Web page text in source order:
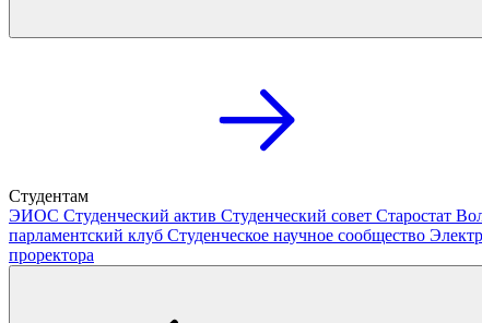
Студентам
ЭИОС Студенческий актив Студенческий совет Старостат
парламентский клуб Студенческое научное сообщество
проректора